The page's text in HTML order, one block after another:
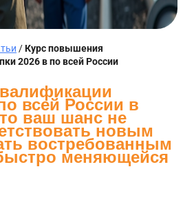
/Курс повышения
2026 в по всей России
всей России в
ваш шанс не
новым
востребованным
меняющейся